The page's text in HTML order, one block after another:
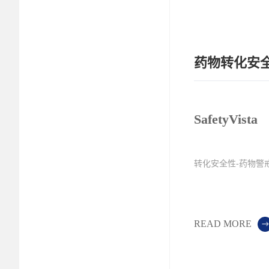
药物转化安
SafetyVista
转化安全性-药物警
READ MORE